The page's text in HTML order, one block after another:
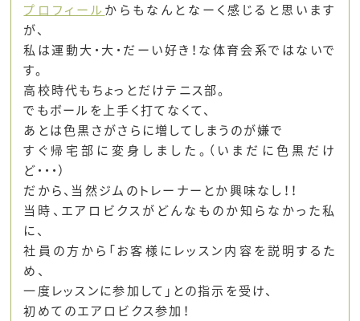
プロフィール からもなんとなーく感じると思います
が、
私は運動大・大・だーい好き！な体育会系ではないで
す。
高校時代もちょっとだけテニス部。
でもボールを上手く打てなくて、
あとは色黒さがさらに増してしまうのが嫌で
すぐ帰宅部に変身しました。（いまだに色黒だけ
ど・・・）
だから、当然ジムのトレーナーとか興味なし！！
当時、エアロビクスがどんなものか知らなかった私
に、
社員の方から「お客様にレッスン内容を説明するた
め、
一度レッスンに参加して」との指示を受け、
初めてのエアロビクス参加！